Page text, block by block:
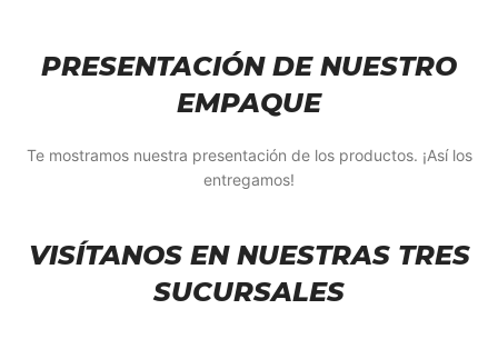
PRESENTACIÓN DE NUESTRO
EMPAQUE
Te mostramos nuestra presentación de los productos. ¡Así los
entregamos!
VISÍTANOS EN NUESTRAS TRES
SUCURSALES